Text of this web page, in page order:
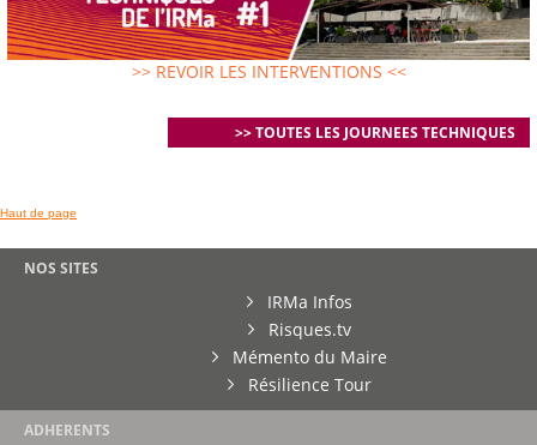
>> REVOIR LES INTERVENTIONS <<
>> TOUTES LES JOURNEES TECHNIQUES
Haut de page
NOS SITES
IRMa Infos
Risques.tv
Mémento du Maire
Résilience Tour
ADHERENTS